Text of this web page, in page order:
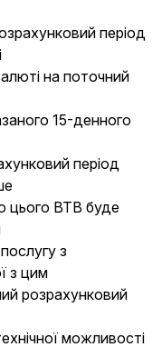
період
на поточний
15-денного
період
цього ВТВ буде
з
з цим
розрахунковий
можливості